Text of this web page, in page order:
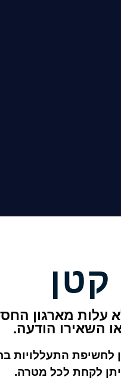
מארגון
השאירו הודעה.
לחשיפת התעללויות
לקחת לכל מטרה.